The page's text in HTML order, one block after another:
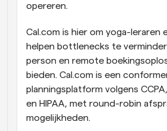
opereren.
Cal.com is hier om yoga-leraren
helpen bottlenecks te
person en remote
bieden. Cal.com is een
planningsplatform volgens CCPA,
en HIPAA, met round-robin
mogelijkheden.